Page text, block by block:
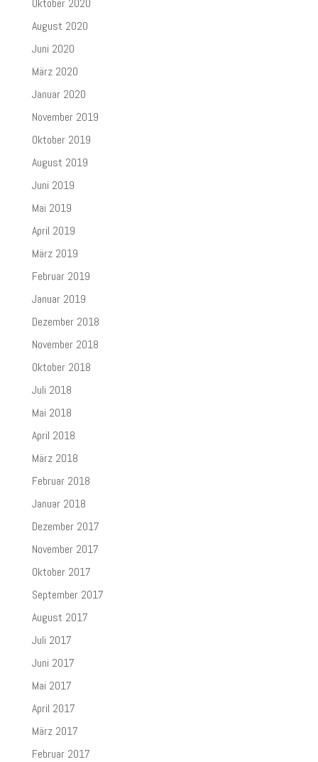
Oktober 2020
August 2020
Juni 2020
März 2020
Januar 2020
November 2019
Oktober 2019
August 2019
Juni 2019
Mai 2019
April 2019
März 2019
Februar 2019
Januar 2019
Dezember 2018
November 2018
Oktober 2018
Juli 2018
Mai 2018
April 2018
März 2018
Februar 2018
Januar 2018
Dezember 2017
November 2017
Oktober 2017
September 2017
August 2017
Juli 2017
Juni 2017
Mai 2017
April 2017
März 2017
Februar 2017